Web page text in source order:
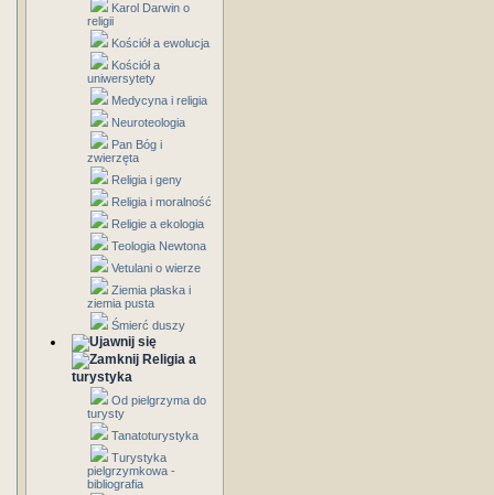
Karol Darwin o
religii
Kościół a ewolucja
Kościół a
uniwersytety
Medycyna i religia
Neuroteologia
Pan Bóg i
zwierzęta
Religia i geny
Religia i moralność
Religie a ekologia
Teologia Newtona
Vetulani o wierze
Ziemia płaska i
ziemia pusta
Śmierć duszy
Religia a
turystyka
Od pielgrzyma do
turysty
Tanatoturystyka
Turystyka
pielgrzymkowa -
bibliografia